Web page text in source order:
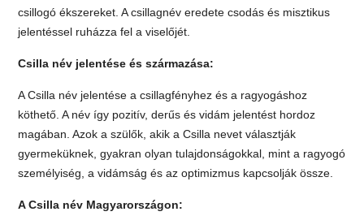
csillogó ékszereket. A csillagnév eredete csodás és misztikus
jelentéssel ruházza fel a viselőjét.
Csilla név jelentése és származása:
A Csilla név jelentése a csillagfényhez és a ragyogáshoz
köthető. A név így pozitív, derűs és vidám jelentést hordoz
magában. Azok a szülők, akik a Csilla nevet választják
gyermeküknek, gyakran olyan tulajdonságokkal, mint a ragyogó
személyiség, a vidámság és az optimizmus kapcsolják össze.
A Csilla név Magyarországon: